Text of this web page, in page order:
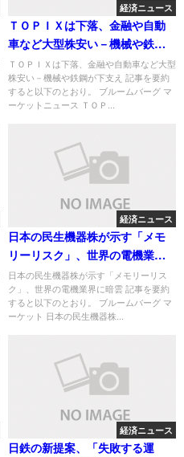
経済ニュース
ＴＯＰＩＸは下落、金融や自動
車など大型株安い－機械や鉄鋼
が下支え
ＴＯＰＩＸは下落、金融や自動車など大型
株安い－機械や鉄鋼が下支え 記事を要約
すると以下のとおり。 ブルームバーグ マ
ーケットニュース ＴＯＰ...
経済ニュース
日本の民生機器株が示す「メモ
リーリスク」、世界の電機業界
に暗雲
日本の民生機器株が示す「メモリーリス
ク」、世界の電機業界に暗雲 記事を要約
すると以下のとおり。 ブルームバーグ マ
ーケット 日本の民生機器株...
経済ニュース
日鉄の新提案、「失敗する運